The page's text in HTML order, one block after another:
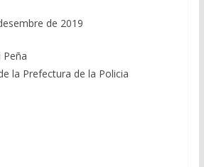
de 2019
Peña
la Prefectura de la Policia